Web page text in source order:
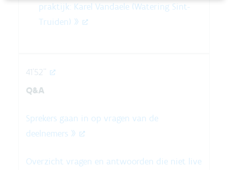
praktijk: Karel Vandaele (Watering Sint-
Truiden) »
41'52''
Q&A
Sprekers gaan in op vragen van de
deelnemers »
Overzicht vragen en antwoorden die niet live